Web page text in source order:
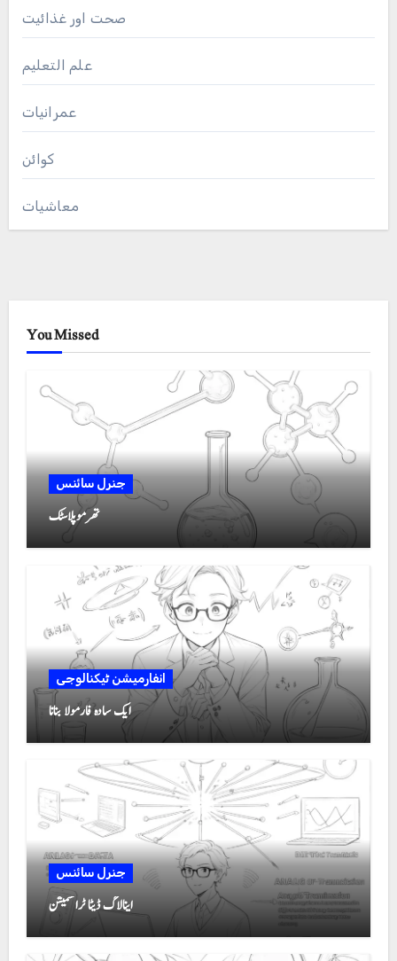
صحت اور غذائیت
علم التعلیم
عمرانیات
کوائن
معاشیات
You Missed
جنرل سائنس
تھرموپلاسٹک
انفارمیشن ٹیکنالوجی
ایک سادہ فارمولا بنانا
جنرل سائنس
اینالاگ ڈیٹا ٹرانسمیشن